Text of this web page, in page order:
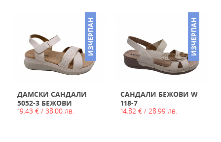
ИЗЧЕРПАН
ДАМСКИ САНДАЛИ
5052-3 БЕЖОВИ
19.43 € / 38.00 лв.
ИЗЧЕРПАН
САНДАЛИ БЕЖОВИ W
118-7
14.82 € / 28.99 лв.